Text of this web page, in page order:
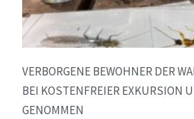
VERBORGENE BEWOHNER DER
BEI KOSTENFREIER EXKURSION
GENOMMEN